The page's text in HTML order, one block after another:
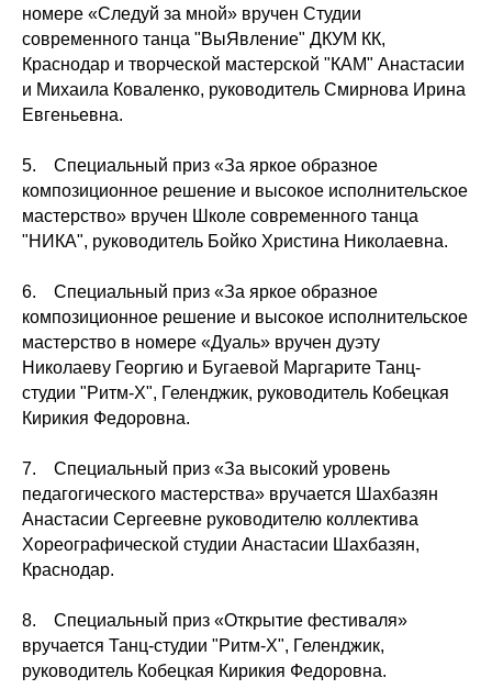
номере «Следуй за мной» вручен Студии
современного танца "ВыЯвление" ДКУМ КК,
Краснодар и творческой мастерской "КАМ" Анастасии
и Михаила Коваленко, руководитель Смирнова Ирина
Евгеньевна.
5. Специальный приз «За яркое образное
композиционное решение и высокое исполнительское
мастерство» вручен Школе современного танца
"НИКА", руководитель Бойко Христина Николаевна.
6. Специальный приз «За яркое образное
композиционное решение и высокое исполнительское
мастерство в номере «Дуаль» вручен дуэту
Николаеву Георгию и Бугаевой Маргарите Танц-
студии "Ритм-Х", Геленджик, руководитель Кобецкая
Кирикия Федоровна.
7. Специальный приз «За высокий уровень
педагогического мастерства» вручается Шахбазян
Анастасии Сергеевне руководителю коллектива
Хореографической студии Анастасии Шахбазян,
Краснодар.
8. Специальный приз «Открытие фестиваля»
вручается Танц-студии "Ритм-Х", Геленджик,
руководитель Кобецкая Кирикия Федоровна.